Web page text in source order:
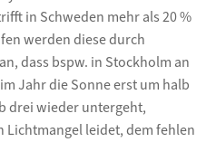
in Schweden mehr als 20 %
werden diese durch
dass bspw. in Stockholm an
Jahr die Sonne erst um halb
drei wieder untergeht,
Lichtmangel leidet, dem fehlen